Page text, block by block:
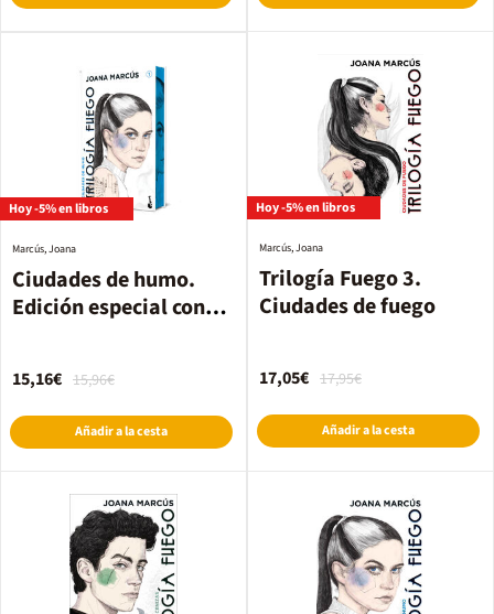
Hoy -5% en libros
Ciudades de humo.
Edición especial con
Marcús, Joana
15,96€
15,16€
Añadir a la cesta
Hoy -5% en libros
Trilogía Fuego 3.
Ciudades de fuego
Marcús, Joana
17,95€
17,05€
Añadir a la cesta